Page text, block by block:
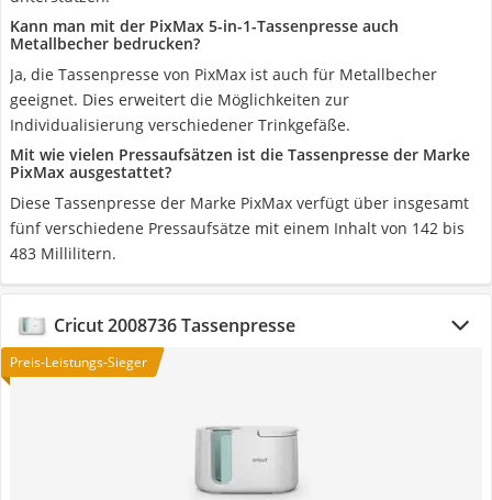
Kann man mit der PixMax 5-in-1-Tassenpresse auch
Metallbecher bedrucken?
Ja, die Tassenpresse von PixMax ist auch für Metallbecher
geeignet. Dies erweitert die Möglichkeiten zur
Individualisierung verschiedener Trinkgefäße.
Mit wie vielen Pressaufsätzen ist die Tassenpresse der Marke
PixMax ausgestattet?
Diese Tassenpresse der Marke PixMax verfügt über insgesamt
fünf verschiedene Pressaufsätze mit einem Inhalt von 142 bis
483 Millilitern.
Cricut 2008736 Tassenpresse
Preis-Leistungs-Sieger